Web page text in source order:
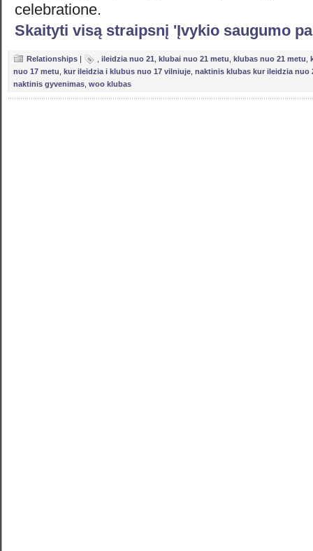
celebratione.
Skaityti visą straipsnį 'Įvykio saugumo
Relationships | ileidzia nuo 21 klubai nuo 21 metu klubas nuo 21 metu
nuo 17 metu kur ileidzia i klubus nuo 17 vilniuje naktinis klubas kur ileidzia nuo
naktinis gyvenimas woo klubas